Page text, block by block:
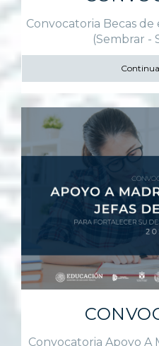
Convocatoria Becas
(Sembrar -
Convocatoria Apoyo A